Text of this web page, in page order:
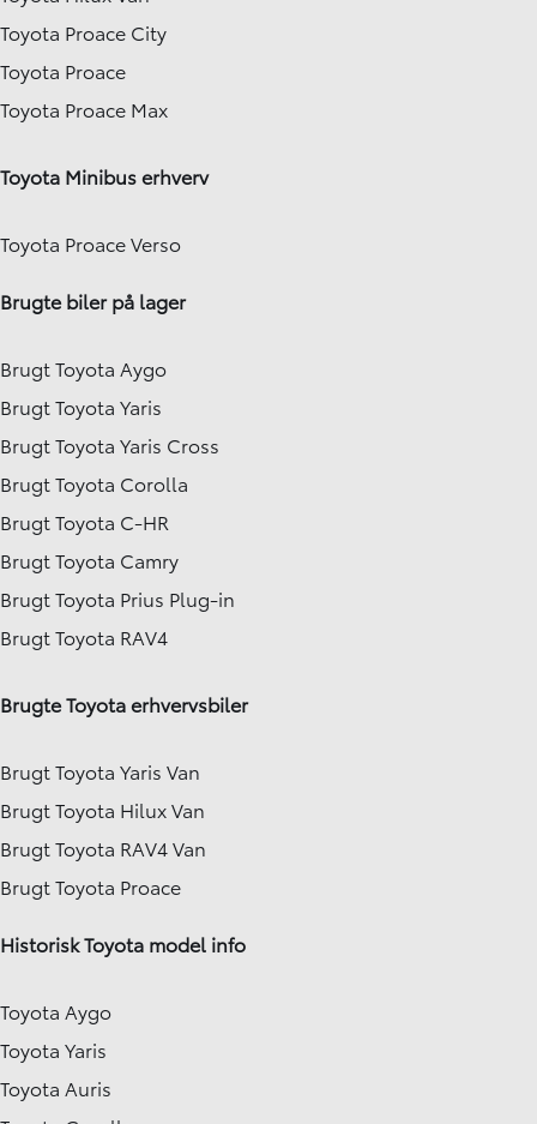
Toyota Proace City
Toyota Proace
Toyota Proace Max
Toyota Minibus erhverv
Toyota Proace Verso
Brugte biler på lager
Brugt Toyota Aygo
Brugt Toyota Yaris
Brugt Toyota Yaris Cross
Brugt Toyota Corolla
Brugt Toyota C-HR
Brugt Toyota Camry
Brugt Toyota Prius Plug-in
Brugt Toyota RAV4
Brugte Toyota erhvervsbiler
Brugt Toyota Yaris Van
Brugt Toyota Hilux Van
Brugt Toyota RAV4 Van
Brugt Toyota Proace
Historisk Toyota model info
Toyota Aygo
Toyota Yaris
Toyota Auris